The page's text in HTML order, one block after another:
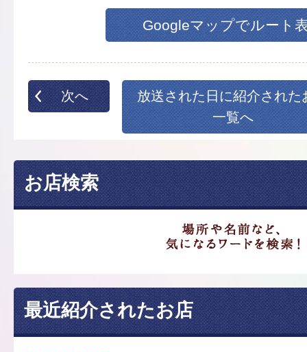
Googleマップでルート
次へ
放送された日に紹介された
一覧へ
お店検索
最近紹介されたお店